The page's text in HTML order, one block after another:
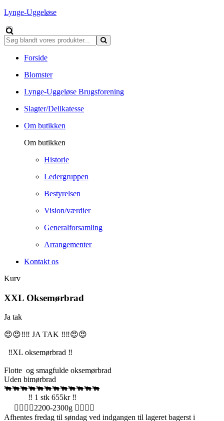
Lynge-Uggeløse
Forside
Blomster
Lynge-Uggeløse Brugsforening
Slagter/Delikatesse
Om butikken
Om butikken
Historie
Ledergruppen
Bestyrelsen
Vision/værdier
Generalforsamling
Arrangementer
Kontakt os
Kurv
XXL Oksemørbrad
Ja tak
😍😍‼️‼️ JA TAK ‼️‼️😍😍
‼️XL oksemørbrad ‼️
Flotte og smagfulde oksemørbrad
Uden bimørbrad
🐃🐃🐃🐃🐃🐃🐃🐃🐃🐃🐃🐃
‼️ 1 stk 655kr ‼️
🏋️‍♂️🏋️‍♂️2200-2300g 🏋️‍♂️🏋️‍♂️
Afhentes fredag til søndag ved indgangen til lageret bagerst i